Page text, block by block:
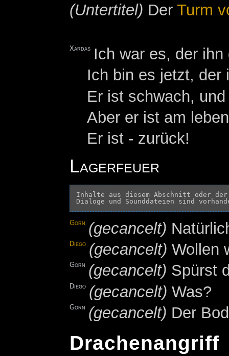
(Untertitel) Der Turm
Xardas Ich war es, der
Ich bin es jetzt, der
Er ist schwach,
Aber er ist am
Er ist - zurück!
Lagerfeuer
Inhalte aus diesem Abschnitt oder
Gorn (gecancelt)
Diego (gecancelt) Wollen
Gorn (gecancelt) Spürst
Diego (gecancelt) Was?
Gorn (gecancelt) Der
Drachenangriff